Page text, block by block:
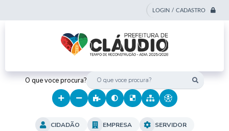
LOGIN / CADASTRO
O que voce procura?
CIDADÃO EMPRESA SERVIDOR